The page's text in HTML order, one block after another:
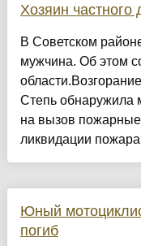
Хозяин
В Советском
мужчина. Об этом
Степь обнаружила
на вызов
ликвидации
Юный
погиб